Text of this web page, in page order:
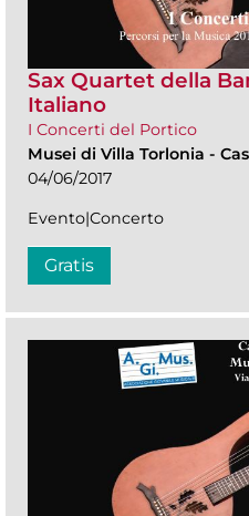
Sax Quartet della
Italiano
I Concerti del Portico
Musei di Villa Torlonia -
04/06/2017
Evento|Concerto
Gratis